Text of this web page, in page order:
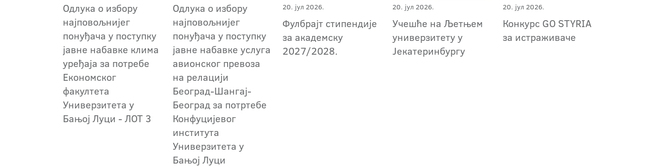
Одлука о избору
најповољнијег
понуђача у поступку
јавне набавке клима
уређаја за потребе
Економског
факултета
Универзитета у
Бањој Луци - ЛОТ 3
Одлука о избору
најповољнијег
понуђача у поступку
јавне набавке услуга
авионског превоза
на релацији
Београд-Шангај-
Београд за потртебе
Конфуцијевог
института
Универзитета у
Бањој Луци
20. јул 2026.
Фулбрајт стипендије
за академску
2027/2028.
20. јул 2026.
Учешће на Љетњем
универзитету у
Јекатеринбургу
20. јул 2026.
Конкурс GO STYRIA
за истраживаче